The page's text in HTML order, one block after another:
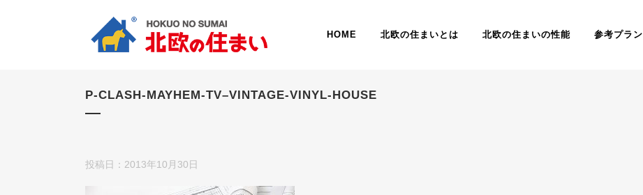
HOME 北欧の住まいとは 北欧の住まいの性能 参考プラン
P-CLASH-MAYHEM-TV–VINTAGE-VINYL-HOUSE
投稿日：2013年10月30日